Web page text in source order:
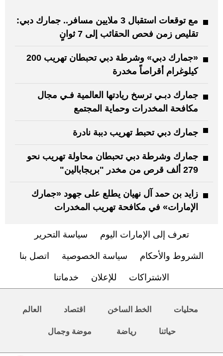
مع توقعات استقبال 3 ملايين مسافر.. جمارك دبي:
تقليص زمن فحص الحقائب إلى 7 ثوانٍ
«جمارك دبي» وشرطة دبي تحبطان تهريب 200
كيلوغرام أقراصاً مخدرة
جمارك دبـي ترسخ ريادتها العالمية فـي مجال
مكافحة المخدرات وحماية المجتمع
جمارك دبي تحبط تهريب دببة نادرة
جمارك وشرطة دبي تحبطان محاولة تهريب نحو
279 ألف قرص من مخدر "بريجابالين"
زايد بن حمد آل نهيان يطلع على جهود «جمارك
الإمارات» في مكافحة تهريب المخدرات
تعرف إلى الإمارات اليوم سياسة التحرير
الشروط والأحكام سياسة الخصوصية اتصل بنا
الاشتراكات للإعلان خدماتنا
محليات الخط الساخن اقتصاد العالم
حياتنا رياضة موضة وجمال